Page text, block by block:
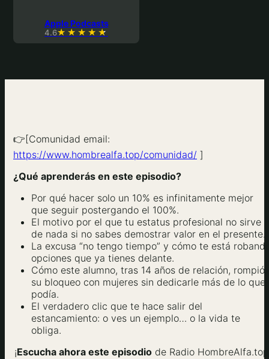
Apple Podcasts
4.6
👉[Comunidad email:
https://www.hombrealfa.top/comunidad/ ]
¿Qué aprenderás en este episodio?
Por qué hacer solo un 10% es infinitamente mejor
que seguir postergando el 100%.
El motivo por el que tu estatus profesional no sirve
de nada si no sabes demostrar valor en el presente.
La excusa “no tengo tiempo” y cómo te está
opciones que ya tienes delante.
Cómo este alumno, tras 14 años de relación, rompió
su bloqueo con mujeres sin dedicarle más de lo que
podía.
El verdadero clic que te hace salir del
estancamiento: o ves un ejemplo… o la vida te
obliga.
¡Escucha ahora este episodio de Radio